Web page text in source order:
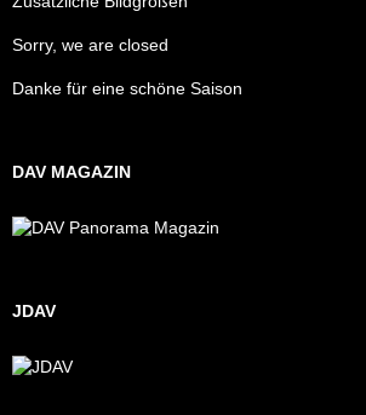
Sorry, we are closed
Danke für eine schöne Saison
DAV MAGAZIN
JDAV